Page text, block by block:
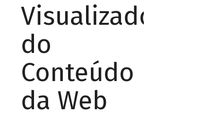
Visualizador
do
Conteúdo
da Web